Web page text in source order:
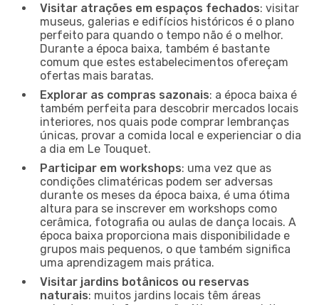
Visitar atrações em espaços fechados: visitar
museus, galerias e edifícios históricos é o plano
perfeito para quando o tempo não é o melhor.
Durante a época baixa, também é bastante
comum que estes estabelecimentos ofereçam
ofertas mais baratas.
Explorar as compras sazonais: a época baixa é
também perfeita para descobrir mercados locais
interiores, nos quais pode comprar lembranças
únicas, provar a comida local e experienciar o dia
a dia em Le Touquet.
Participar em workshops: uma vez que as
condições climatéricas podem ser adversas
durante os meses da época baixa, é uma ótima
altura para se inscrever em workshops como
cerâmica, fotografia ou aulas de dança locais. A
época baixa proporciona mais disponibilidade e
grupos mais pequenos, o que também significa
uma aprendizagem mais prática.
Visitar jardins botânicos ou reservas
naturais: muitos jardins locais têm áreas